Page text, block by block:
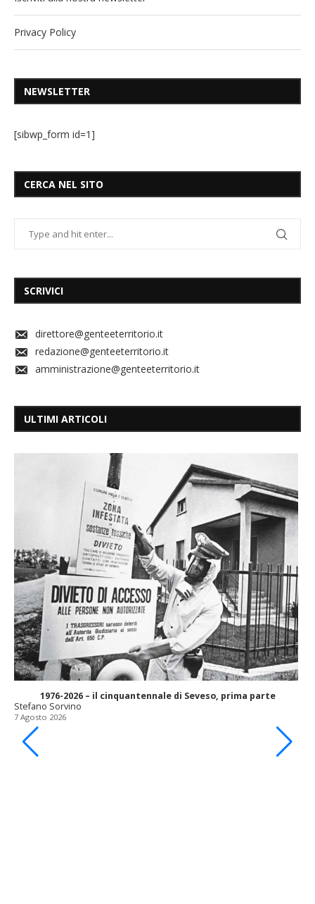
Privacy Policy
NEWSLETTER
[sibwp_form id=1]
CERCA NEL SITO
SCRIVICI
direttore@genteeterritorio.it
redazione@genteeterritorio.it
amministrazione@genteeterritorio.it
ULTIMI ARTICOLI
1976-2026 – il cinquantennale di Seveso, prima parte
Stefano Sorvino
7 Agosto 2026